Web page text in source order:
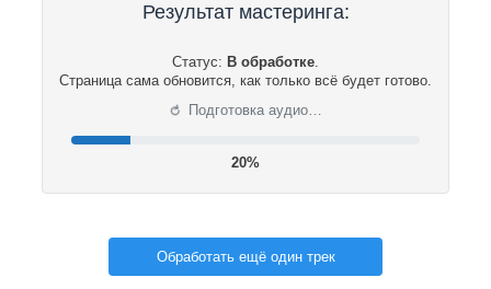
Результат мастеринга:
Статус: В обработке.
Страница сама обновится, как только всё будет готово.
⟳ Подготовка аудио…
20%
Обработать ещё один трек